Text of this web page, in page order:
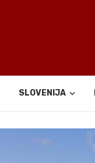
SLOVENIJA